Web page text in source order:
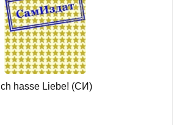
Ich hasse Liebe! (СИ)